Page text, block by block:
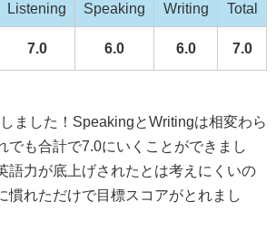
Listening Speaking Writing Total
7.0 6.0 6.0 7.0
ました！SpeakingとWritingは相変わら
でも合計で7.0にいくことができまし
語力が底上げされたとは考えにくいの
慣れただけで目標スコアがとれまし